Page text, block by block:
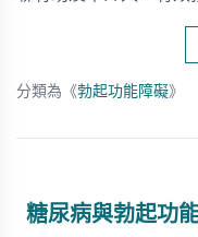
分類為《勃起功能障礙》
糖尿病與勃起功